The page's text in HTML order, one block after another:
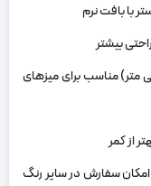
با بافت نرم
بیشتر
(حدود 45 سانتی‌ متر) مناسب برای میزهای
از کمر
سفارش در سایر رنگ